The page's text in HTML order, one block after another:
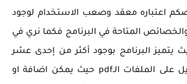
اعتباره معقد وصعب الاستخدام لوجود
والخصائص المتاحة في البرنامج فكما نري في
يتميز البرنامج بوجود أكثر من إحدى عشر
أداة مختلفة لتعديل على الملفات الـpdf حيث يمكن اضافة او